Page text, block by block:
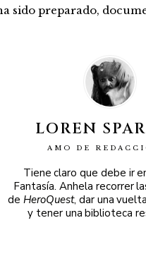
sido preparado,
LOREN
AMO DE
Tiene claro que debe ir
Fantasía. Anhela recorrer
de HeroQuest, dar una
y tener una biblioteca